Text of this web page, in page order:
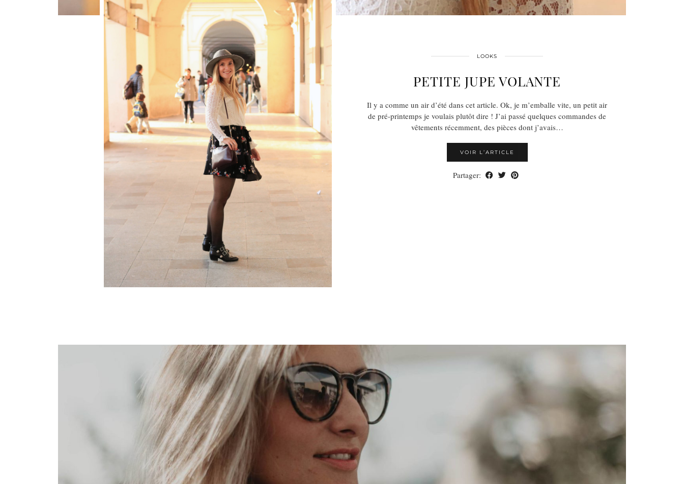
LOOKS
PETITE JUPE VOLANTE
Il y a comme un air d’été dans cet article. Ok, je m’emballe vite, un petit air
de pré-printemps je voulais plutôt dire ! J’ai passé quelques commandes de
vêtements récemment, des pièces dont j’avais…
VOIR L’ARTICLE
Partager: